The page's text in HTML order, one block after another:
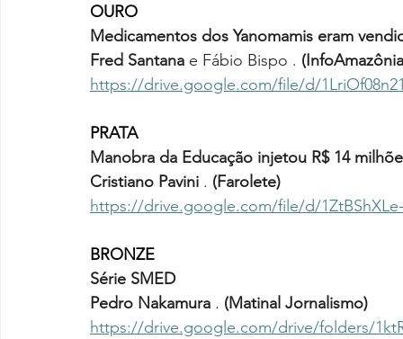
OURO
Medicamentos dos Yanomamis eram
Fred Santana e Fábio Bispo .
https://drive.google.com/file/d/
PRATA
Manobra da Educação injetou R$ 14
Cristiano Pavini . (Farolete)
https://drive.google.com/file/d/
BRONZE
Série SMED
Pedro Nakamura . (Matinal Jornalismo)
https://drive.google.com/drive/folders/